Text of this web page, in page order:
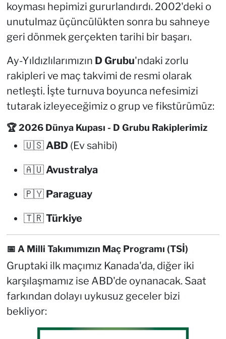
koyması hepimizi gururlandırdı. 2002'deki o
unutulmaz üçüncülükten sonra bu sahneye
geri dönmek gerçekten tarihi bir başarı.
Ay-Yıldızlılarımızın D Grubu'ndaki zorlu
rakipleri ve maç takvimi de resmi olarak
netleşti. İşte turnuva boyunca nefesimizi
tutarak izleyeceğimiz o grup ve fikstürümüz:
🏆 2026 Dünya Kupası - D Grubu Rakiplerimiz
🇺🇸 ABD(Ev sahibi)
🇦🇺 Avustralya
🇵🇾 Paraguay
🇹🇷Türkiye
📅 A Milli Takımımızın Maç Programı (TSİ)
Gruptaki ilk maçımız Kanada'da, diğer iki
karşılaşmamız ise ABD'de oynanacak. Saat
farkından dolayı uykusuz geceler bizi
bekliyor: